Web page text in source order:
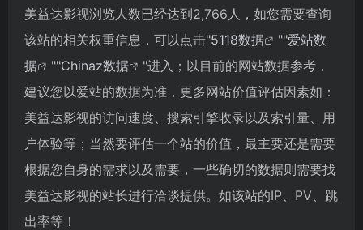
美益达影视浏览人数已经达到2,766人，如您需要查询
该站的相关权重信息，可以点击"5118数据 ""爱站数
据
""Chinaz数据
"进入；以目前的网站数据参考，
建议您以爱站的数据为准，更多网站价值评估因素如：
美益达影视的访问速度、搜索引擎收录以及索引量、用
户体验等；当然要评估一个站的价值，最主要还是需要
根据您自身的需求以及需要，一些确切的数据则需要找
美益达影视的站长进行洽谈提供。如该站的IP、PV、跳
出率等！